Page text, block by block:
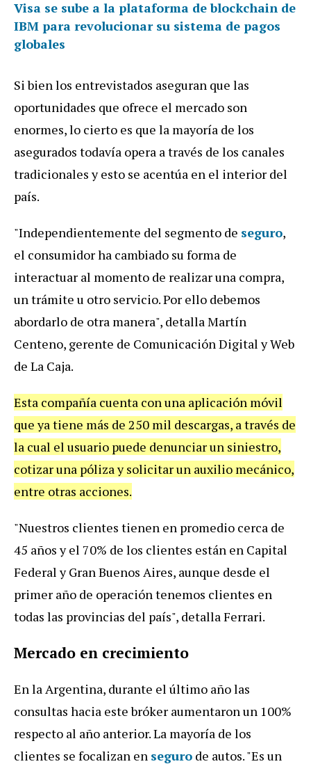
Visa se sube a la plataforma de blockchain de
IBM para revolucionar su sistema de pagos
globales
Si bien los entrevistados aseguran que las
oportunidades que ofrece el mercado son
enormes, lo cierto es que la mayoría de los
asegurados todavía opera a través de los canales
tradicionales y esto se acentúa en el interior del
país.
"Independientemente del segmento de seguro,
el consumidor ha cambiado su forma de
interactuar al momento de realizar una compra,
un trámite u otro servicio. Por ello debemos
abordarlo de otra manera", detalla Martín
Centeno, gerente de Comunicación Digital y Web
de La Caja.
Esta compañía cuenta con una aplicación móvil
que ya tiene más de 250 mil descargas, a través de
la cual el usuario puede denunciar un siniestro,
cotizar una póliza y solicitar un auxilio mecánico,
entre otras acciones.
"Nuestros clientes tienen en promedio cerca de
45 años y el 70% de los clientes están en Capital
Federal y Gran Buenos Aires, aunque desde el
primer año de operación tenemos clientes en
todas las provincias del país", detalla Ferrari.
Mercado en crecimiento
En la Argentina, durante el último año las
consultas hacia este bróker aumentaron un 100%
respecto al año anterior. La mayoría de los
clientes se focalizan en seguro de autos. "Es un